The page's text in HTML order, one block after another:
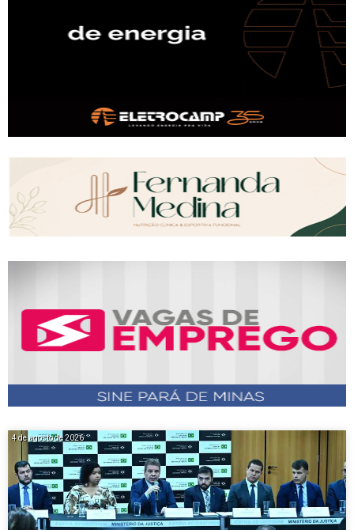
4 de agosto de 2026